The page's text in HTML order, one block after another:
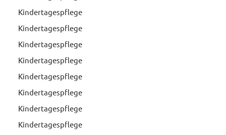
Kindertagespflege
Kindertagespflege
Kindertagespflege
Kindertagespflege
Kindertagespflege
Kindertagespflege
Kindertagespflege
Kindertagespflege